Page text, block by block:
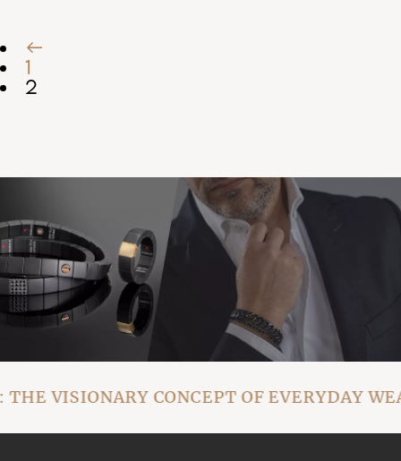
←
1
2
VISIONARY CONCEPT OF EVERYDAY